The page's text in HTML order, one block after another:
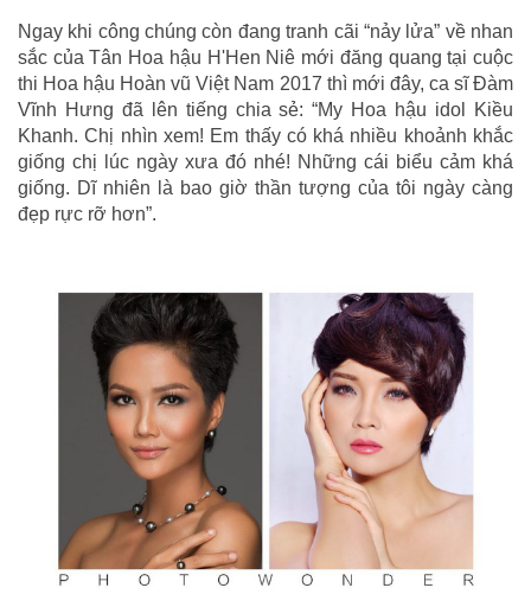
Ngay khi công chúng còn đang tranh cãi “nảy lửa” về nhan
sắc của Tân Hoa hậu H'Hen Niê mới đăng quang tại cuộc
thi Hoa hậu Hoàn vũ Việt Nam 2017 thì mới đây, ca sĩ Đàm
Vĩnh Hưng đã lên tiếng chia sẻ: “My Hoa hậu idol Kiều
Khanh. Chị nhìn xem! Em thấy có khá nhiều khoảnh khắc
giống chị lúc ngày xưa đó nhé! Những cái biểu cảm khá
giống. Dĩ nhiên là bao giờ thần tượng của tôi ngày càng
đẹp rực rỡ hơn”.